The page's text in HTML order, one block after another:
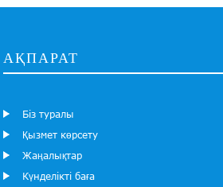
АҚПАРАТ
Біз туралы
Қызмет көрсету
Жаңалықтар
Күнделікті баға